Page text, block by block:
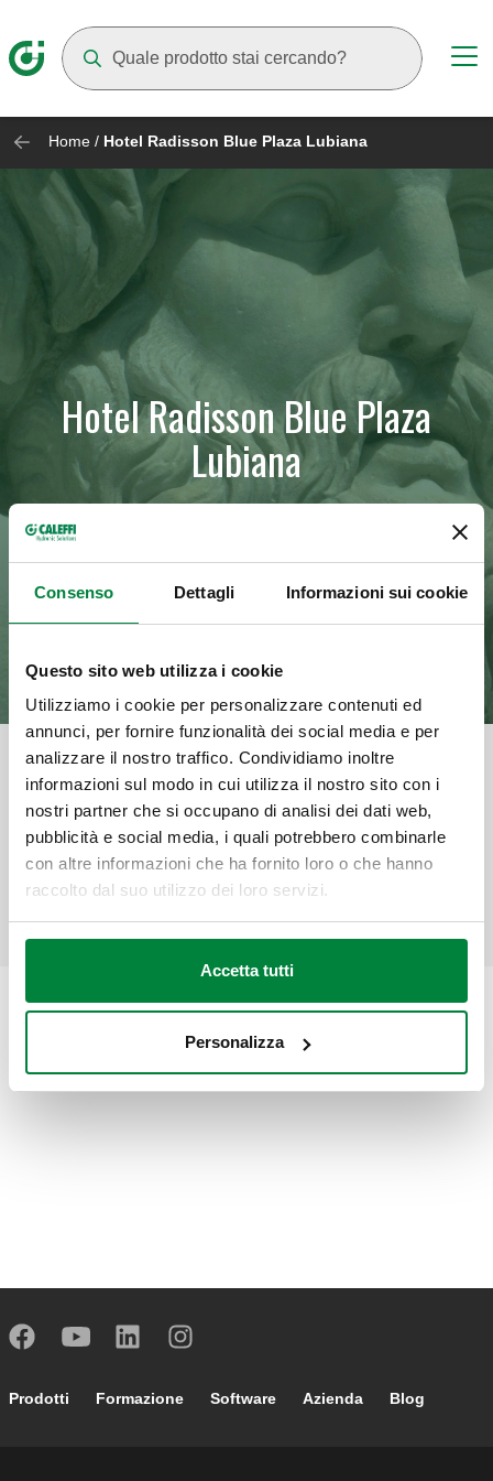
Consenso Dettagli Informazioni sui cookie
Questo sito web utilizza i cookie
Utilizziamo i cookie per personalizzare contenuti ed
annunci, per fornire funzionalità dei social media e per
analizzare il nostro traffico. Condividiamo inoltre
informazioni sul modo in cui utilizza il nostro sito con i
nostri partner che si occupano di analisi dei dati web,
pubblicità e social media, i quali potrebbero combinarle
con altre informazioni che ha fornito loro o che hanno
raccolto dal suo utilizzo dei loro servizi.
Accetta tutti
Personalizza
Home / Hotel Radisson Blue Plaza Lubiana
Hotel Radisson Blue Plaza
Lubiana
Sport e Hospitality
Prodotto
Riscaldamento
Condividi
Footer main navigation
Prodotti Formazione Software Azienda Blog